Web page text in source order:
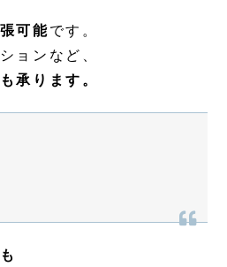
可能です。
ョンなど、
承ります。